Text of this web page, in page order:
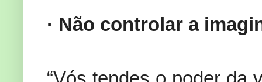
· Não controlar a